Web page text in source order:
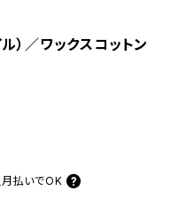
／ワックスコットン
払いでOK